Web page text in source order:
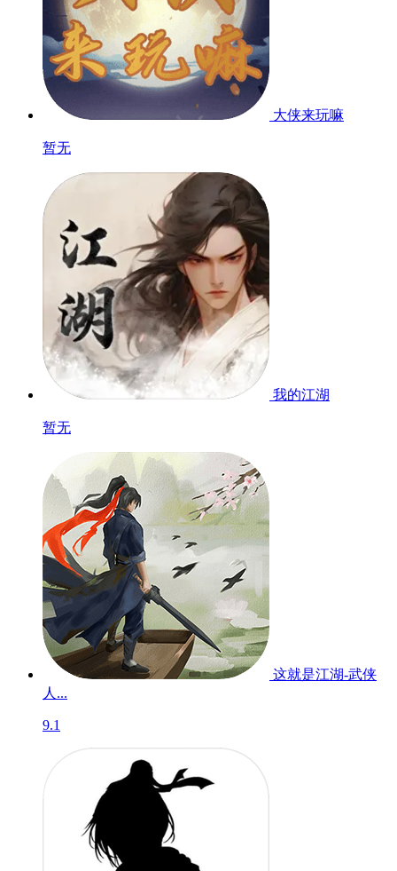
大侠来玩嘛
暂无
我的江湖
暂无
这就是江湖-武侠
人...
9.1